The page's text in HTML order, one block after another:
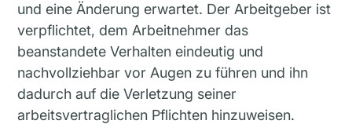
und eine Änderung erwartet. Der Arbeitgeber ist
verpflichtet, dem Arbeitnehmer das
beanstandete Verhalten eindeutig und
nachvollziehbar vor Augen zu führen und ihn
dadurch auf die Verletzung seiner
arbeitsvertraglichen Pflichten hinzuweisen.